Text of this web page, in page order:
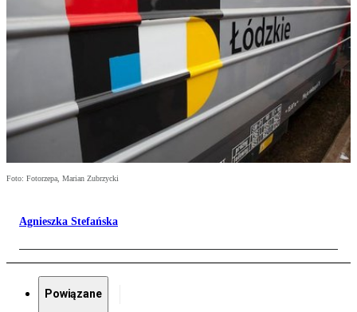
Foto: Fotorzepa, Marian Zubrzycki
Agnieszka Stefańska
Powiązane